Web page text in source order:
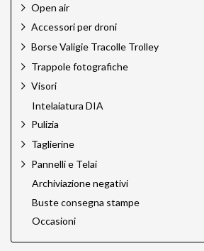
Open air
Accessori per droni
Borse Valigie Tracolle Trolley
Trappole fotografiche
Visori
Intelaiatura DIA
Pulizia
Taglierine
Pannelli e Telai
Archiviazione negativi
Buste consegna stampe
Occasioni